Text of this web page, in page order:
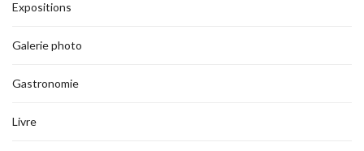
Expositions
Galerie photo
Gastronomie
Livre